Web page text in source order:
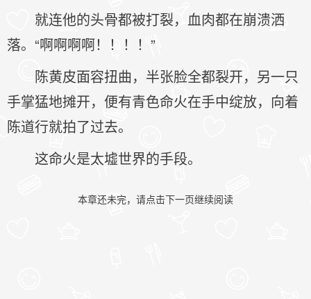
就连他的头骨都被打裂，血肉都在崩溃洒
落。“啊啊啊啊！！！！”
陈黄皮面容扭曲，半张脸全都裂开，另一只
手掌猛地摊开，便有青色命火在手中绽放，向着
陈道行就拍了过去。
这命火是太墟世界的手段。
本章还未完，请点击下一页继续阅读